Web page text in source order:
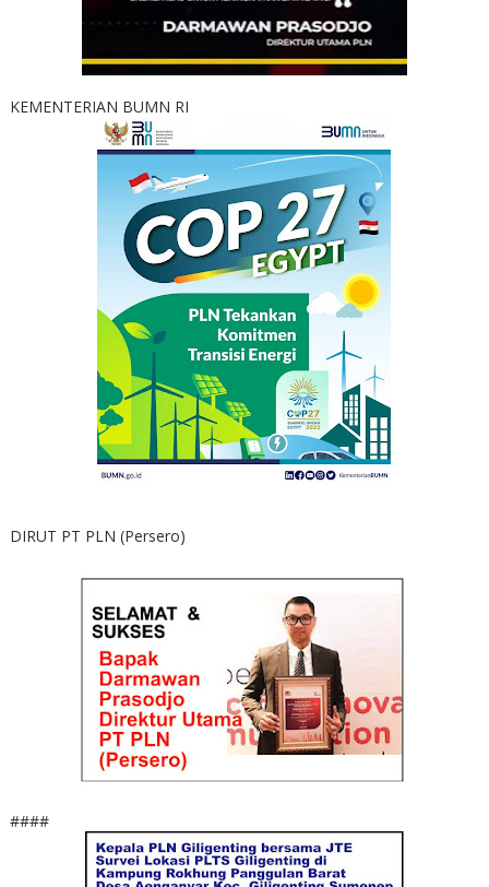
KEMENTERIAN BUMN RI
DIRUT PT PLN (Persero)
####